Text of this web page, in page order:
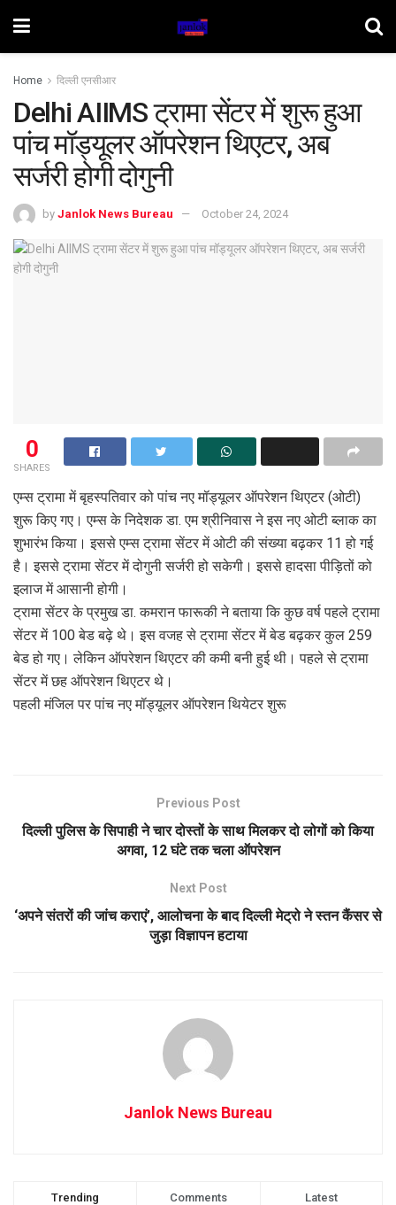
Home दिल्ली एनसीआर
Delhi AIIMS ट्रामा सेंटर में शुरू हुआ
पांच मॉड्यूलर ऑपरेशन थिएटर, अब
सर्जरी होगी दोगुनी
by Janlok News Bureau October 24, 2024
0
SHARES
एम्स ट्रामा में बृहस्पतिवार को पांच नए मॉड्यूलर ऑपरेशन थिएटर (ओटी)
शुरू किए गए। एम्स के निदेशक डा. एम श्रीनिवास ने इस नए ओटी ब्लाक का
शुभारंभ किया। इससे एम्स ट्रामा सेंटर में ओटी की संख्या बढ़कर 11 हो गई
है। इससे ट्रामा सेंटर में दोगुनी सर्जरी हो सकेगी। इससे हादसा पीड़ितों को
इलाज में आसानी होगी।
ट्रामा सेंटर के प्रमुख डा. कमरान फारूकी ने बताया कि कुछ वर्ष पहले ट्रामा
सेंटर में 100 बेड बढ़े थे। इस वजह से ट्रामा सेंटर में बेड बढ़कर कुल 259
बेड हो गए। लेकिन ऑपरेशन थिएटर की कमी बनी हुई थी। पहले से ट्रामा
सेंटर में छह ऑपरेशन थिएटर थे।
पहली मंजिल पर पांच नए मॉड्यूलर ऑपरेशन थियेटर शुरू
Previous Post
दिल्ली पुलिस के सिपाही ने चार दोस्तों के साथ मिलकर दो लोगों को किया
अगवा, 12 घंटे तक चला ऑपरेशन
Next Post
‘अपने संतरों की जांच कराएं’, आलोचना के बाद दिल्ली मेट्रो ने स्तन कैंसर से
जुड़ा विज्ञापन हटाया
Janlok News Bureau
Trending Comments Latest